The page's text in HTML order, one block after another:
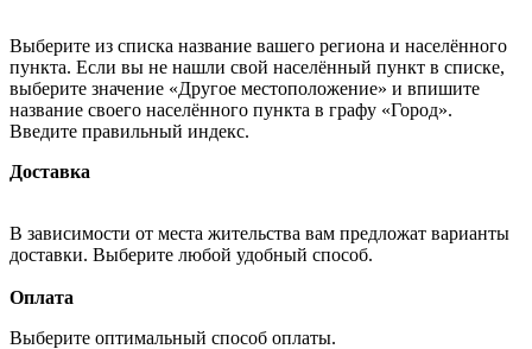
Выберите из списка название вашего региона и населённого
пункта. Если вы не нашли свой населённый пункт в списке,
выберите значение «Другое местоположение» и впишите
название своего населённого пункта в графу «Город».
Введите правильный индекс.
Доставка
В зависимости от места жительства вам предложат варианты
доставки. Выберите любой удобный способ.
Оплата
Выберите оптимальный способ оплаты.